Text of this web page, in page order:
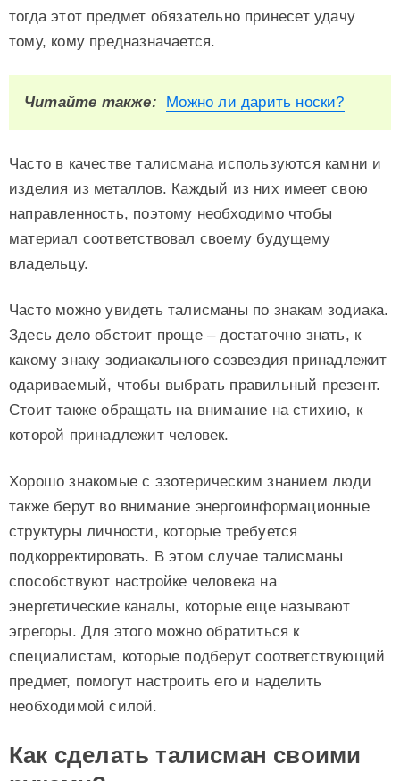
тогда этот предмет обязательно принесет удачу
тому, кому предназначается.
Читайте также: Можно ли дарить носки?
Часто в качестве талисмана используются камни и
изделия из металлов. Каждый из них имеет свою
направленность, поэтому необходимо чтобы
материал соответствовал своему будущему
владельцу.
Часто можно увидеть талисманы по знакам зодиака.
Здесь дело обстоит проще – достаточно знать, к
какому знаку зодиакального созвездия принадлежит
одариваемый, чтобы выбрать правильный презент.
Стоит также обращать на внимание на стихию, к
которой принадлежит человек.
Хорошо знакомые с эзотерическим знанием люди
также берут во внимание энергоинформационные
структуры личности, которые требуется
подкорректировать. В этом случае талисманы
способствуют настройке человека на
энергетические каналы, которые еще называют
эгрегоры. Для этого можно обратиться к
специалистам, которые подберут соответствующий
предмет, помогут настроить его и наделить
необходимой силой.
Как сделать талисман своими